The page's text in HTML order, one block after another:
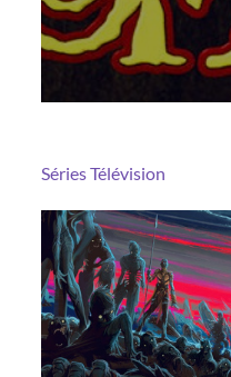
SériesTélévision